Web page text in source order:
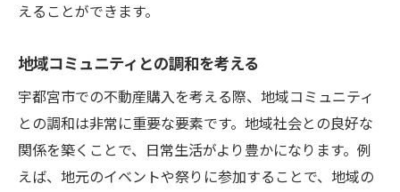
えることができます。
地域コミュニティとの調和を考える
宇都宮市での不動産購入を考える際、地域コミュニティ
との調和は非常に重要な要素です。地域社会との良好な
関係を築くことで、日常生活がより豊かになります。例
えば、地元のイベントや祭りに参加することで、地域の